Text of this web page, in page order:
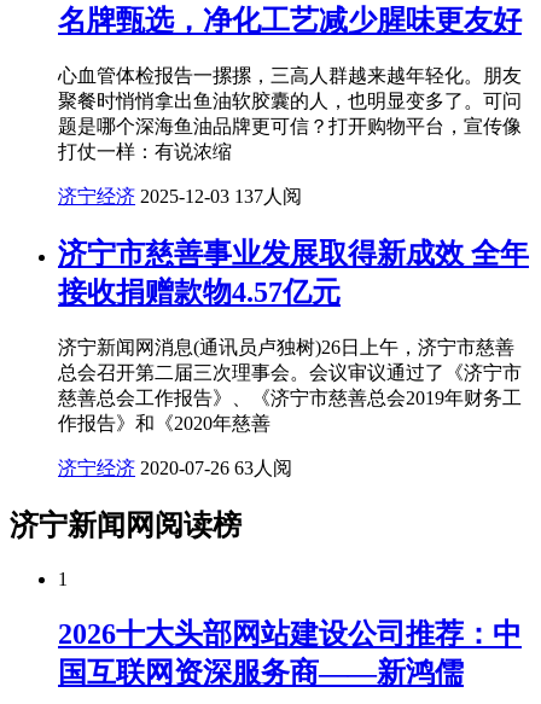
名牌甄选，净化工艺减少腥味更友好
心血管体检报告一摞摞，三高人群越来越年轻化。朋友
聚餐时悄悄拿出鱼油软胶囊的人，也明显变多了。可问
题是哪个深海鱼油品牌更可信？打开购物平台，宣传像
打仗一样：有说浓缩
济宁经济 2025-12-03 137人阅
济宁市慈善事业发展取得新成效 全年
接收捐赠款物4.57亿元
济宁新闻网消息(通讯员卢独树)26日上午，济宁市慈善
总会召开第二届三次理事会。会议审议通过了《济宁市
慈善总会工作报告》、《济宁市慈善总会2019年财务工
作报告》和《2020年慈善
济宁经济 2020-07-26 63人阅
济宁新闻网阅读榜
1
2026十大头部网站建设公司推荐：中
国互联网资深服务商——新鸿儒